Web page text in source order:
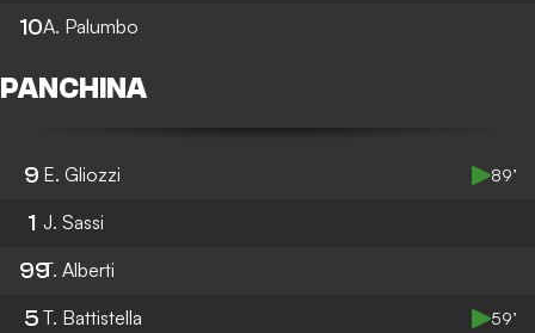
10A. Palumbo
PANCHINA
9 E. Gliozzi 89’
1 J. Sassi
99T. Alberti
5 T. Battistella 59’